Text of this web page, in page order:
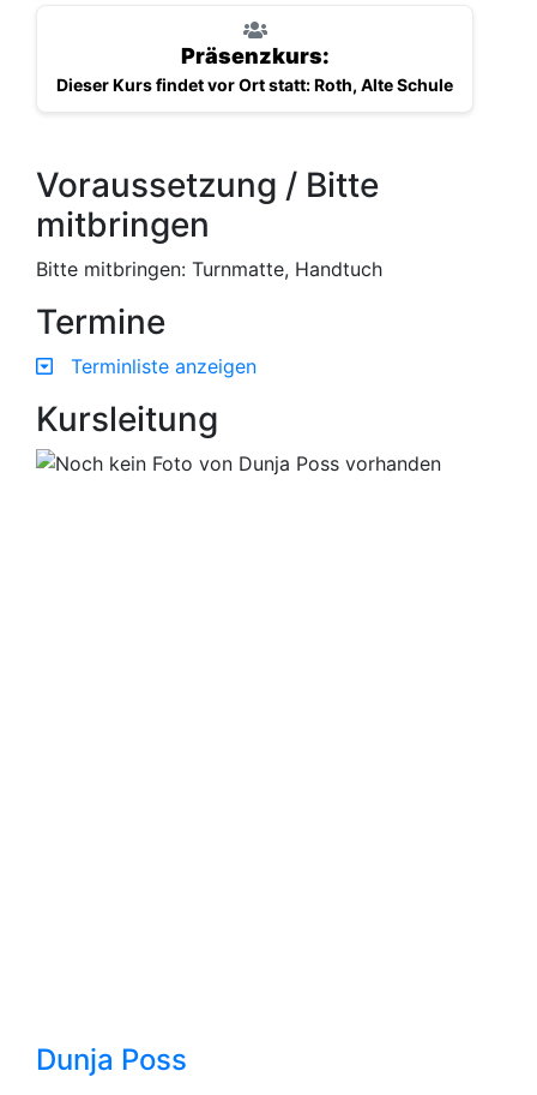
Präsenzkurs:
Dieser Kurs findet vor Ort statt: Roth, Alte Schule
Voraussetzung / Bitte
mitbringen
Bitte mitbringen: Turnmatte, Handtuch
Termine
Terminliste anzeigen
Kursleitung
Dunja Poss